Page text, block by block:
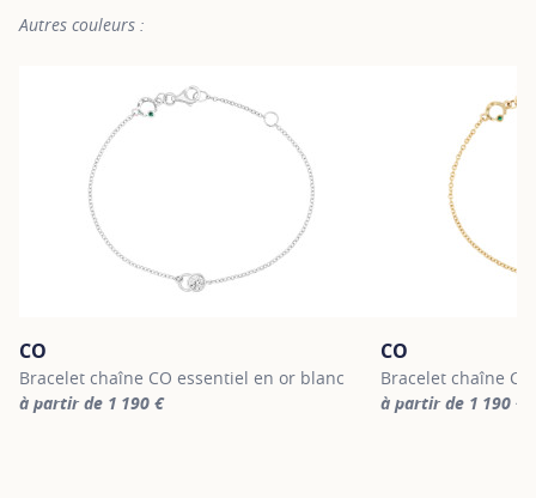
Autres couleurs :
CO
Bracelet chaîne CO essentiel en or blanc
à partir de 1 190 €
CO
Bracelet chaîne
à partir de 1 190 €